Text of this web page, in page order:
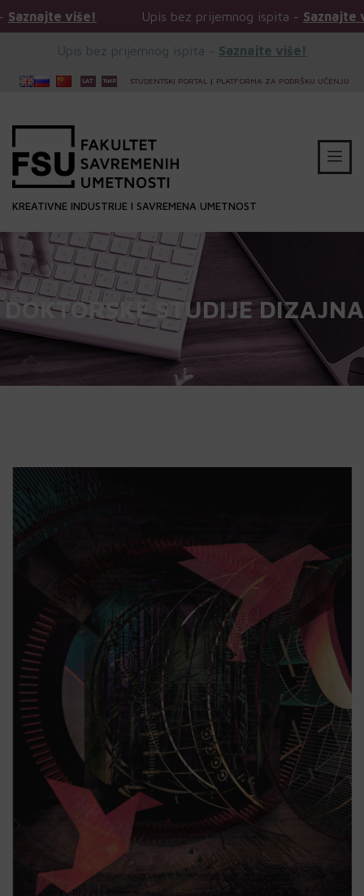
Upis bez prijemnog ispita -Saznajte više!
Upis bez prijemnog ispita - Saznajte više!
STUDENTSKI PORTAL | PLATFORMA ZA PODRŠKU UČENJU
KREATIVNE INDUSTRIJE I SAVREMENA UMETNOST
DOKTORSKE STUDIJE DIZAJNA